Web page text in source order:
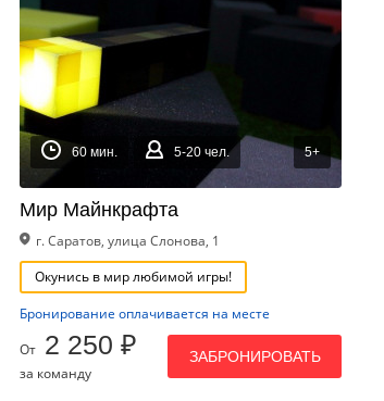
60 мин. 5-20 чел. 5+
Мир Майнкрафта
г. Саратов, улица Слонова, 1
Окунись в мир любимой игры!
Бронирование оплачивается на месте
От 2 250 ₽
за команду
ЗАБРОНИРОВАТЬ